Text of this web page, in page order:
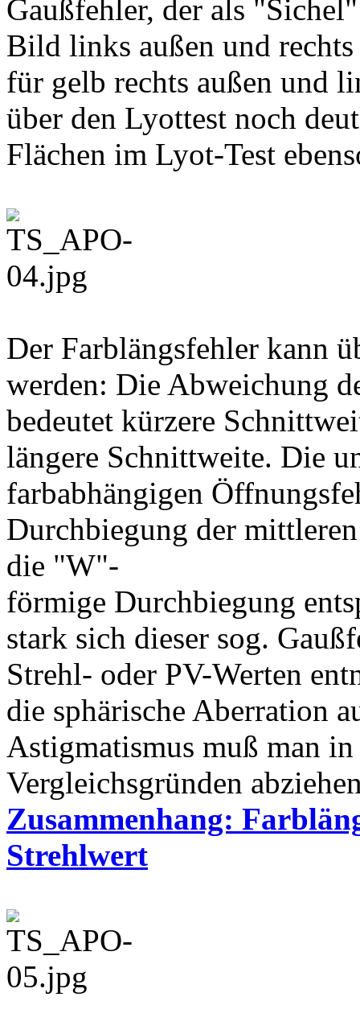
Gaußfehler, der als
Bild links außen und
für gelb rechts außen und
über den Lyottest noch
Flächen im Lyot-Test
Der Farblängsfehler kann
werden: Die Abweichung
bedeutet kürzere
längere Schnittweite. Die
farbabhängigen
Durchbiegung der
die "W"-
förmige Durchbiegung
stark sich dieser sog.
Strehl- oder PV-Werten
die sphärische Aberration
Astigmatismus muß man
Vergleichsgründen
Zusammenhang:
Strehlwert